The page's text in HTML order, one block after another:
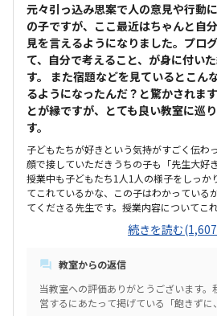
話をしてくれるので、親としては通わせ甲
ら学べる。親としては理想です。いいと思
し、屋根もあるので雨の時も困りません。
も明るく安心です。駐車場はありませんが
用意されているので、送り迎えに困ること
での送り迎えも通りが広いので大丈夫だと
まで新しいビルではないですが中はすごい
ような床なので解放感があります。トイレ
除が行き届いているように感じました。デ
どが並ぶとさすがに保護者は端っこに追い
室としては十分な広さ、綺麗さではないで
嬉しいなとは思います。ただ、それはあく
合であって、同じキッズプログラミングス
少し安いのではないでしょうか？ロボット
ロボットを無料でレンタルしてくれるので
む分、お得に感じます。入会金も夏や冬な
のではないでしょうか。最初にロボットを
いった教室もあるようなので、それに比べ
いでしょうか。1番いいところは先生です
もとの接し方が上手なこと、そうした基本
元々引っ込み思案で人の意見や行動
の子ですが、ここ最近はちゃんと自
見を言えるようになりました。プロ
て、自分で考えること、が身に付い
す。 また宿題などを見ているとこん
るようになったんだ？と驚かされま
とが縁ですが、とても良い教室に巡
す。
子どもたちが好きという気持がすごく伝わ
顔で接していただきうちの子も「先生大好
授業中も子どもたち1人1人の様子をしっか
てこれているかな、この子はわかっている
てくださる先生です。授業内容についてこ
了後に少し残って教えてくださったり、子
き合ってくださっていると感じました。教
もとの接し方やプログラミングの知識など
先生の質はすごく高く満足しています。カ
てオリジナリティがあっておもしろいと感
続きを読む
教室からの返信
当教室への評価ありがとうございます
営するにあたって掲げている「飽きずに